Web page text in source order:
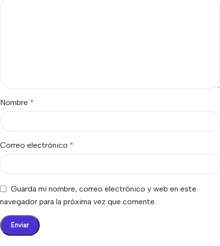
Nombre *
Correo electrónico *
Guarda mi nombre, correo electrónico y web en este
navegador para la próxima vez que comente.